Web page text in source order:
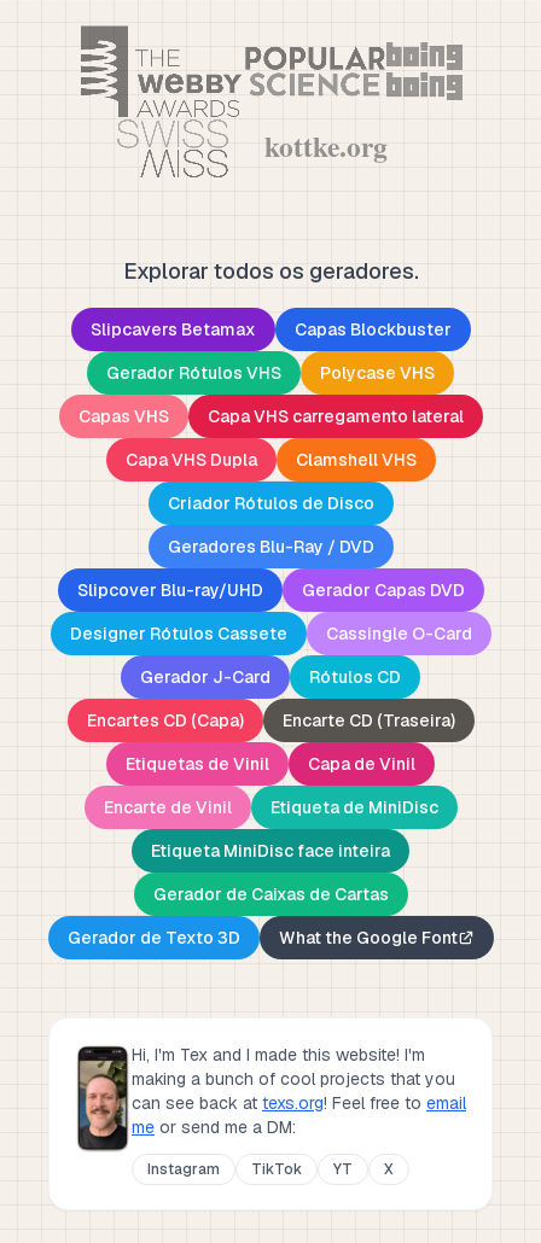
Explorar todos os geradores.
Slipcavers Betamax
Capas Blockbuster
Gerador Rótulos VHS
Polycase VHS
Capas VHS
Capa VHS carregamento lateral
Capa VHS Dupla
Clamshell VHS
Criador Rótulos de Disco
Geradores Blu-Ray / DVD
Slipcover Blu-ray/UHD
Gerador Capas DVD
Designer Rótulos Cassete
Cassingle O-Card
Gerador J-Card
Rótulos CD
Encartes CD (Capa)
Encarte CD (Traseira)
Etiquetas de Vinil
Capa de Vinil
Encarte de Vinil
Etiqueta de MiniDisc
Etiqueta MiniDisc face inteira
Gerador de Caixas de Cartas
Gerador de Texto 3D
What the Google Font
Hi, I'm Tex and I made this website! I'm
making a bunch of cool projects that you
can see back at texs.org! Feel free to email
me or send me a DM:
Instagram TikTok YT X